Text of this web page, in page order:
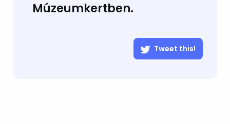
Múzeumkertben.
Tweet this!